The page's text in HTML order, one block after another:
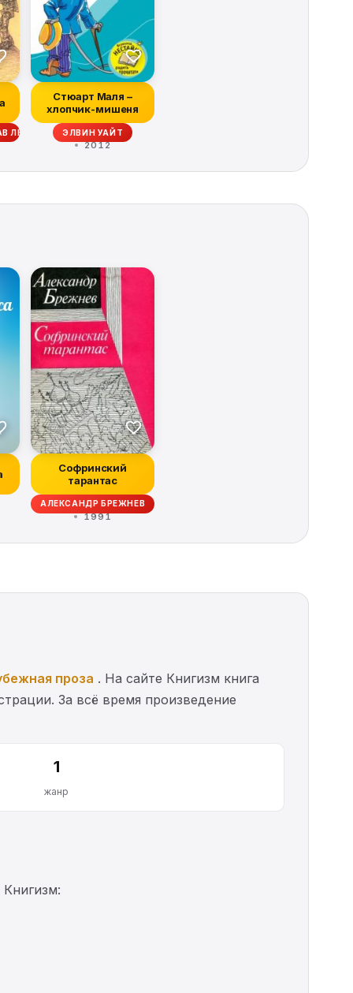
ЭМИЛЬ ЛУДВИТ, КЭТРИН МАКЛИН, ДРАГОМИР МИХУ,
Стюарт Маля –
хлопчик-мишеня
ЭЛВИН УАЙТ
2012
Софринский
тарантас
АЛЕКСАНДР БРЕЖНЕВ
1991
проза . На сайте Книгизм книга
За всё время произведение
1
жанр